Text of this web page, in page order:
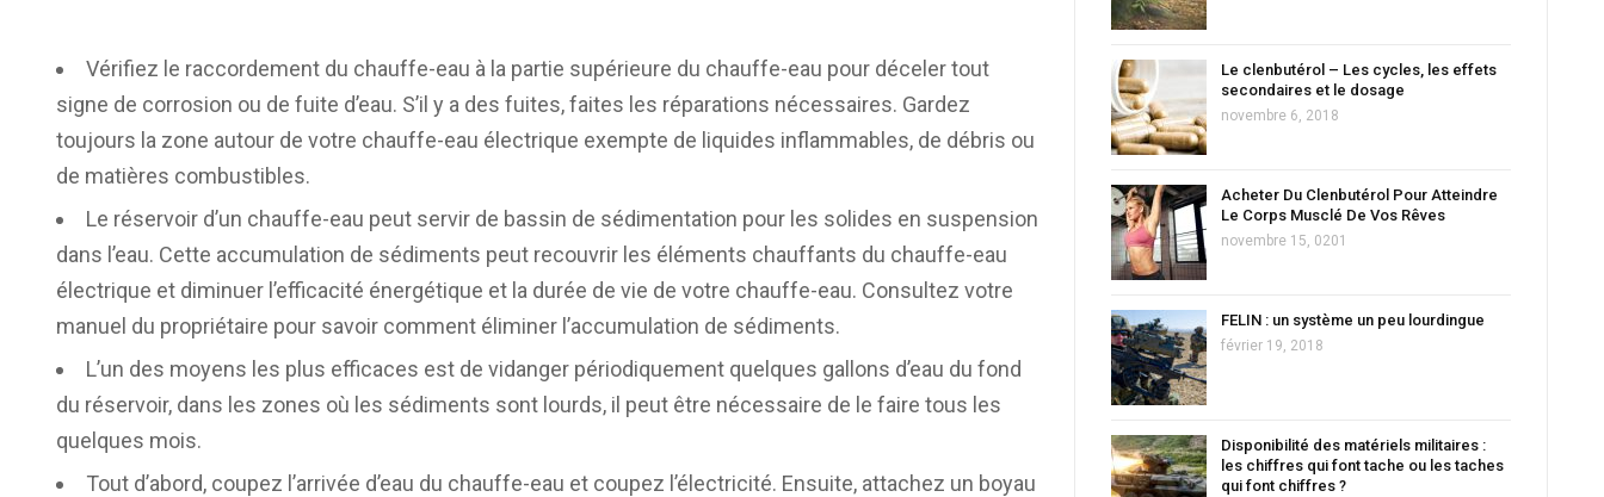
Vérifiez le raccordement du chauffe-eau à la partie supérieure du chauffe-eau pour déceler tout
signe de corrosion ou de fuite d’eau. S’il y a des fuites, faites les réparations nécessaires. Gardez
toujours la zone autour de votre chauffe-eau électrique exempte de liquides inflammables, de débris ou
de matières combustibles.
Le réservoir d’un chauffe-eau peut servir de bassin de sédimentation pour les solides en suspension
dans l’eau. Cette accumulation de sédiments peut recouvrir les éléments chauffants du chauffe-eau
électrique et diminuer l’efficacité énergétique et la durée de vie de votre chauffe-eau. Consultez votre
manuel du propriétaire pour savoir comment éliminer l’accumulation de sédiments.
L’un des moyens les plus efficaces est de vidanger périodiquement quelques gallons d’eau du fond
du réservoir, dans les zones où les sédiments sont lourds, il peut être nécessaire de le faire tous les
quelques mois.
Tout d’abord, coupez l’arrivée d’eau du chauffe-eau et coupez l’électricité. Ensuite, attachez un boyau
Le clenbutérol – Les cycles, les effets
secondaires et le dosage
novembre 6, 2018
Acheter Du Clenbutérol Pour Atteindre
Le Corps Musclé De Vos Rêves
novembre 15, 0201
FELIN : un système un peu lourdingue
février 19, 2018
Disponibilité des matériels militaires :
les chiffres qui font tache ou les taches
qui font chiffres ?